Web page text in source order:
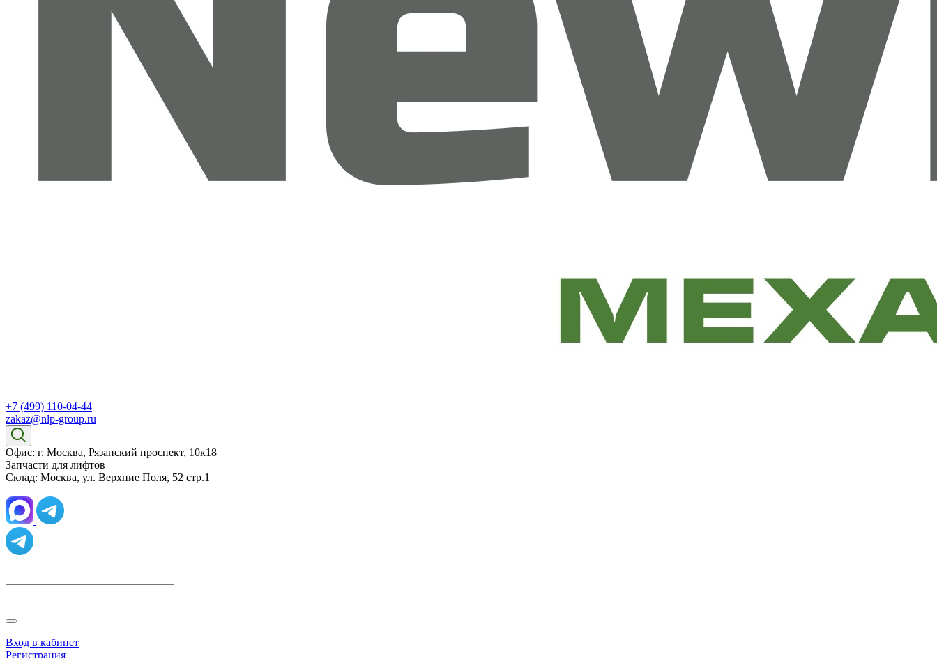
+7 (499) 110-04-44
zakaz@nlp-group.ru
Офис: г. Москва, Рязанский проспект, 10к18
Запчасти для лифтов
Склад: Москва, ул. Верхние Поля, 52 стр.1
Вход в кабинет
Регистрация